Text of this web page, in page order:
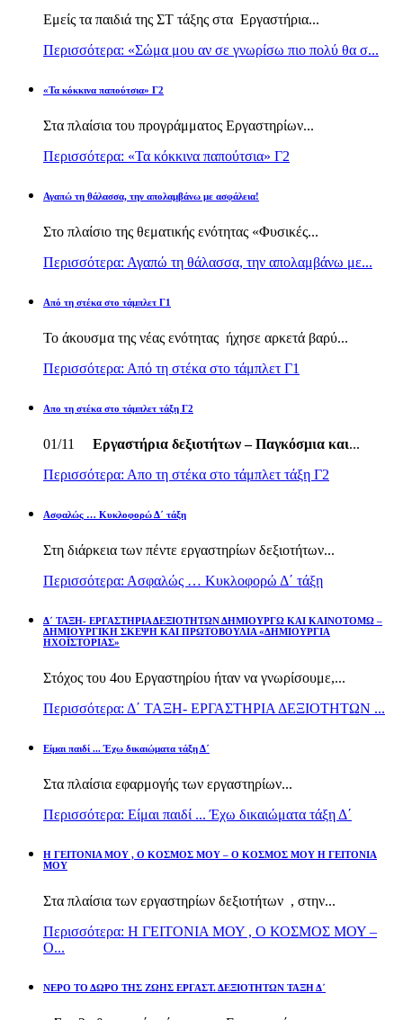
Εμείς τα παιδιά της ΣΤ τάξης στα Εργαστήρια...
Περισσότερα: «Σώμα μου αν σε γνωρίσω πιο πολύ θα σ...
«Τα κόκκινα παπούτσια» Γ2
Στα πλαίσια του προγράμματος Εργαστηρίων...
Περισσότερα: «Τα κόκκινα παπούτσια» Γ2
Αγαπώ τη θάλασσα, την απολαμβάνω με ασφάλεια!
Στο πλαίσιο της θεματικής ενότητας «Φυσικές...
Περισσότερα: Αγαπώ τη θάλασσα, την απολαμβάνω με...
Από τη στέκα στο τάμπλετ Γ1
Το άκουσμα της νέας ενότητας ήχησε αρκετά βαρύ...
Περισσότερα: Από τη στέκα στο τάμπλετ Γ1
Απο τη στέκα στο τάμπλετ τάξη Γ2
01/11 Εργαστήρια δεξιοτήτων – Παγκόσμια και...
Περισσότερα: Απο τη στέκα στο τάμπλετ τάξη Γ2
Ασφαλώς … Κυκλοφορώ Δ΄ τάξη
Στη διάρκεια των πέντε εργαστηρίων δεξιοτήτων...
Περισσότερα: Ασφαλώς … Κυκλοφορώ Δ΄ τάξη
Δ΄ ΤΑΞΗ- ΕΡΓΑΣΤΗΡΙΑ ΔΕΞΙΟΤΗΤΩΝ ΔΗΜΙΟΥΡΓΩ ΚΑΙ ΚΑΙΝΟΤΟΜΩ –
ΔΗΜΙΟΥΡΓΙΚΗ ΣΚΕΨΗ ΚΑΙ ΠΡΩΤΟΒΟΥΛΙΑ «ΔΗΜΙΟΥΡΓΙΑ
ΗΧΟΪΣΤΟΡΙΑΣ»
Στόχος του 4ου Εργαστηρίου ήταν να γνωρίσουμε,...
Περισσότερα: Δ΄ ΤΑΞΗ- ΕΡΓΑΣΤΗΡΙΑ ΔΕΞΙΟΤΗΤΩΝ ...
Είμαι παιδί ... Έχω δικαιώματα τάξη Δ΄
Στα πλαίσια εφαρμογής των εργαστηρίων...
Περισσότερα: Είμαι παιδί ... Έχω δικαιώματα τάξη Δ΄
Η ΓΕΙΤΟΝΙΑ ΜΟΥ , Ο ΚΟΣΜΟΣ ΜΟΥ – Ο ΚΟΣΜΟΣ ΜΟΥ Η ΓΕΙΤΟΝΙΑ
ΜΟΥ
Στα πλαίσια των εργαστηρίων δεξιοτήτων , στην...
Περισσότερα: Η ΓΕΙΤΟΝΙΑ ΜΟΥ , Ο ΚΟΣΜΟΣ ΜΟΥ –
Ο...
ΝΕΡΟ ΤΟ ΔΩΡΟ ΤΗΣ ΖΩΗΣ ΕΡΓΑΣΤ. ΔΕΞΙΟΤΗΤΩΝ ΤΑΞΗ Δ΄